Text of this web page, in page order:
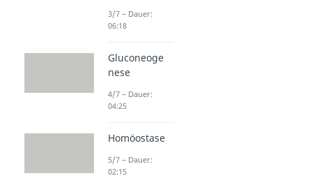
3/7 – Dauer:
06:18
Gluconeoge
nese
4/7 – Dauer:
04:25
Homöostase
5/7 – Dauer:
02:15